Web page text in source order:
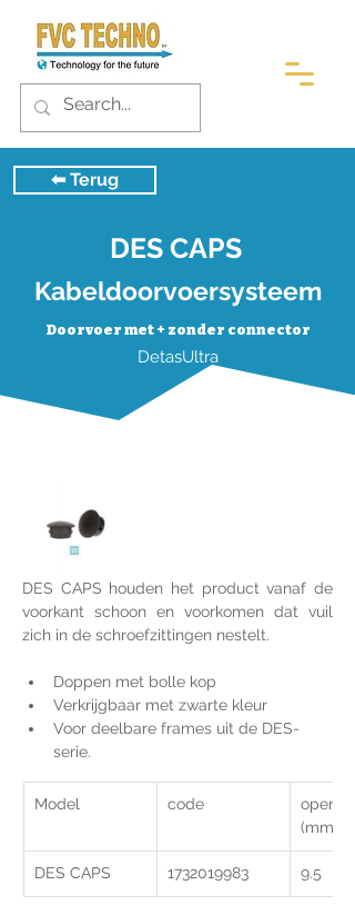
⬅︎ Terug
DES CAPS
Kabeldoorvoersysteem
Doorvoer met + zonder connector
DetasUltra
DES CAPS houden het product vanaf de
voorkant schoon en voorkomen dat vuil
zich in de schroefzittingen nestelt.
Doppen met bolle kop
Verkrijgbaar met zwarte kleur
Voor deelbare frames uit de DES-
serie.
Model code
(mm)
DES CAPS 1732019983 9.5